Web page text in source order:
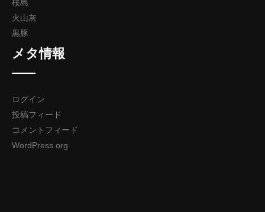
桜島
火山灰
黒豚
メタ情報
ログイン
投稿フィード
コメントフィード
WordPress.org